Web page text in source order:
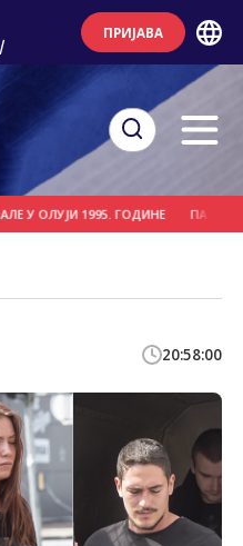
ПРИЈАВА
1995. ГОДИНЕ ПАТРИЈАРХ
20:58:00